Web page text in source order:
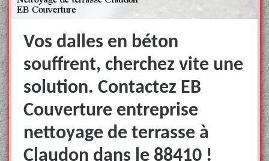
Vos dalles en béton
souffrent, cherchez vite une
solution. Contactez EB
Couverture entreprise
nettoyage de terrasse à
Claudon dans le 88410 !